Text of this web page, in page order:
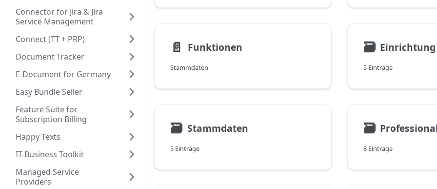
Connector for Jira & Jira
Service Management
Connect (TT + PRP)
Document Tracker
E-Document for Germany
Easy Bundle Seller
Feature Suite for
Subscription Billing
Happy Texts
IT-Business Toolkit
Managed Service
Providers
📄️ Funktionen
Stammdaten
🗃 Einrichtung
5 Einträge
🗃 Stammdaten
5 Einträge
🗃
8 Einträge